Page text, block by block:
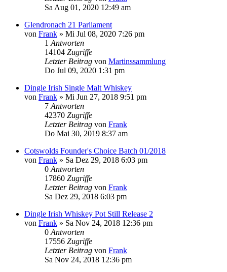
Sa Aug 01, 2020 12:49 am
Glendronach 21 Parliament
von Frank » Mi Jul 08, 2020 7:26 pm
1 Antworten
14104 Zugriffe
Letzter Beitrag von Martinssammlung
Do Jul 09, 2020 1:31 pm
Dingle Irish Single Malt Whiskey
von Frank » Mi Jun 27, 2018 9:51 pm
7 Antworten
42370 Zugriffe
Letzter Beitrag von Frank
Do Mai 30, 2019 8:37 am
Cotswolds Founder's Choice Batch 01/2018
von Frank » Sa Dez 29, 2018 6:03 pm
0 Antworten
17860 Zugriffe
Letzter Beitrag von Frank
Sa Dez 29, 2018 6:03 pm
Dingle Irish Whiskey Pot Still Release 2
von Frank » Sa Nov 24, 2018 12:36 pm
0 Antworten
17556 Zugriffe
Letzter Beitrag von Frank
Sa Nov 24, 2018 12:36 pm